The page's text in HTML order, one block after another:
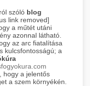
szóló blog
link removed]
a műtét utáni
azonnal látható.
az arc fiatalítása
kulcsfontosságú; a
hogy a jelentős
a szem környékén.